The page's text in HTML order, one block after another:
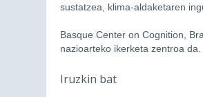
sustatzea, klima-aldaketaren
Basque Center on Cognition,
nazioarteko ikerketa zentroa
Iruzkin bat